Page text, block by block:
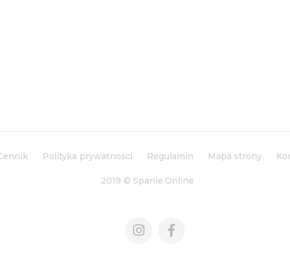
Polityka prywatności Regulamin Mapa strony
2019 © Spanie.Online